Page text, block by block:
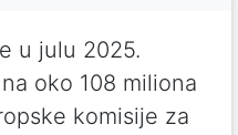
u julu 2025.
oko 108 miliona
komisije za